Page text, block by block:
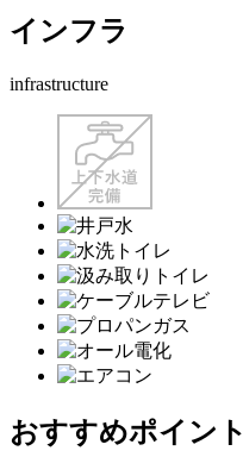
インフラ
infrastructure
おすすめポイント